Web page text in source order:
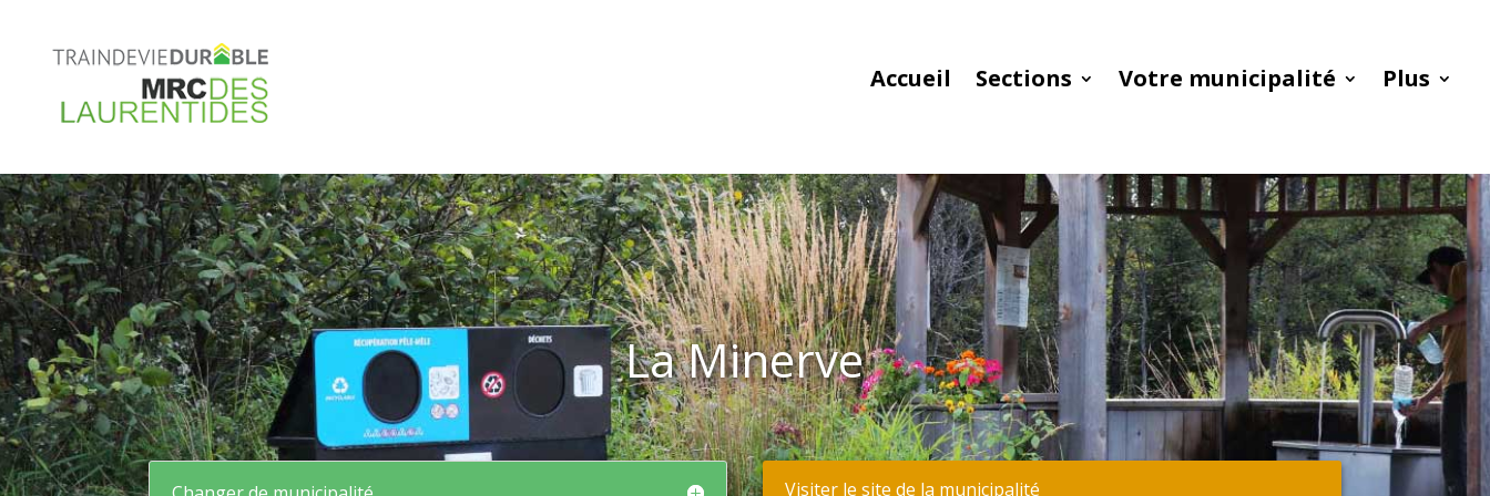
Accueil Sections Votre municipalité Plus
La Minerve
Visiter le site de la municipalité